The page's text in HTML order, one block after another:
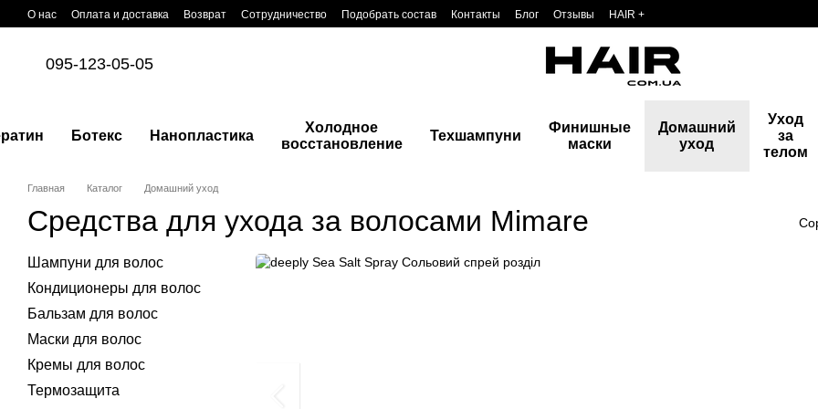
Перейти к основному контенту
О нас Оплата и доставка Возврат Сотрудничество Подобрать состав Контакты Блог Отзывы HAIR +
095-123-05-05
Ботекс Нанопластика
Холодное
восстановление
Техшампуни
Финишные
маски
Домашний
уход
Уход
за
телом
Главная Каталог Домашний уход
Средства для ухода за волосами Mimare
Шампуни для волос
Кондиционеры для волос
Бальзам для волос
Маски для волос
Кремы для волос
Термозащита